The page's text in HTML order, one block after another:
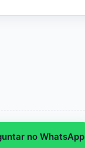
no WhatsApp